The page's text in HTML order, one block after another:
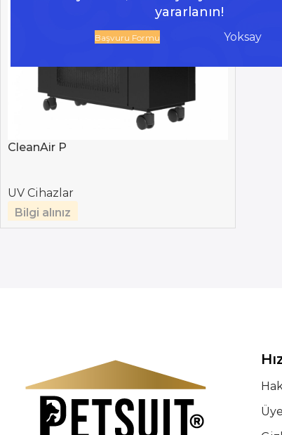
yararlanın!
Başvuru Formu Yoksay
CleanAir P
UV Cihazlar
Bilgi alınız